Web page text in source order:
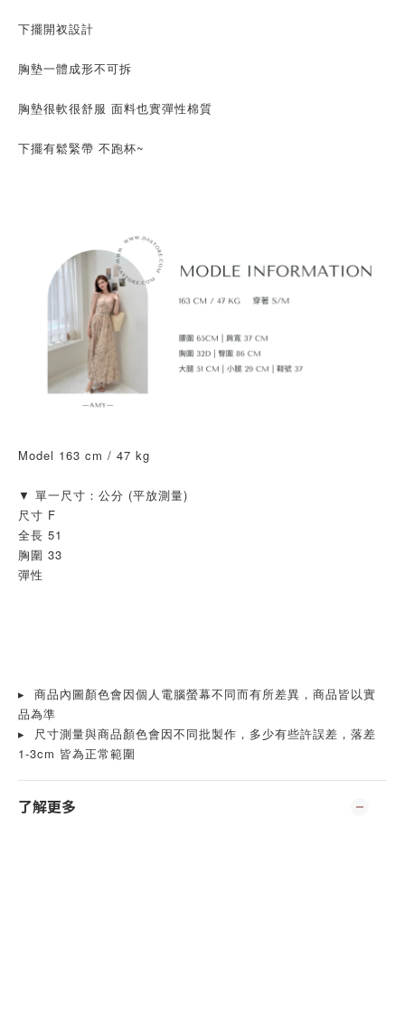
下擺開衩設計
胸墊一體成形不可拆
胸墊很軟很舒服 面料也實彈性棉質
下擺有鬆緊帶 不跑杯~
Model 163 cm / 47 kg
▼ 單一尺寸：公分 (平放測量)
尺寸 F
全長 51
胸圍 33
彈性
▸  商品內圖顏色會因個人電腦螢幕不同而有所差異，商品皆以實
品為準
▸  尺寸測量與商品顏色會因不同批製作，多少有些許誤差，落差
1-3cm 皆為正常範圍
了解更多